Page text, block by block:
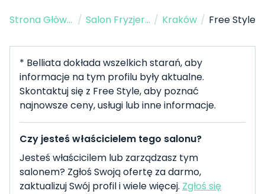
Strona Główna / Salon Fryzjerski / Kraków / Free Style
* Belliata dokłada wszelkich starań, aby
informacje na tym profilu były aktualne.
Skontaktuj się z Free Style, aby poznać
najnowsze ceny, usługi lub inne informacje.
Czy jesteś właścicielem tego salonu?
Jesteś właścicilem lub zarządzasz tym
salonem? Zgłoś Swoją ofertę za darmo,
zaktualizuj Swój profil i wiele więcej. Zgłoś się